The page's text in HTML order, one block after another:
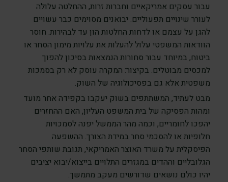
עבור עסקים אמריקאיים וחברות זרות, ההחלטה עלולה
לעורר שינויים תפעוליים. יבואנים מסוימים כבר עשויים
להגן על עצמם או לדחות החלטות הון עד לבהירות. חוסר
הוודאות המשפטי עלול להעלות את עלויות מימון הסחר או
ביטוח, במיוחד עבור סחורות הנמצאות בסיכון להפוך
למכסים מבוטלים. בקיצור: המקרה עוסק לא רק בסמכות
משפטית אלא גם בפסיכולוגיה של השוק.
מבט לעתיד, המשתתפים בשוק יעקבו בקפידה אחר מועד
ומהות הפסיקה של בית המשפט העליון, האם ההחזרים
יהפכו לחומריים, וכמה מהר הממשל יפנה לסמכויות
חלופיות או להסכמי סחר במידת הצורך. ההשפעה
הפיסקלית על משרד האוצר האמריקאי, תגובת שותפי הסחר
הגלובליים וההדים במגזרים התלויים בייצוא/יבוא יציבים
יהיו כולם נושאים שדורשים מעקב מתמשך.